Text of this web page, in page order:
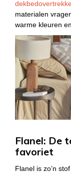
materialen
warme kleuren
Flanel: De
favoriet
Flanel is zo’n